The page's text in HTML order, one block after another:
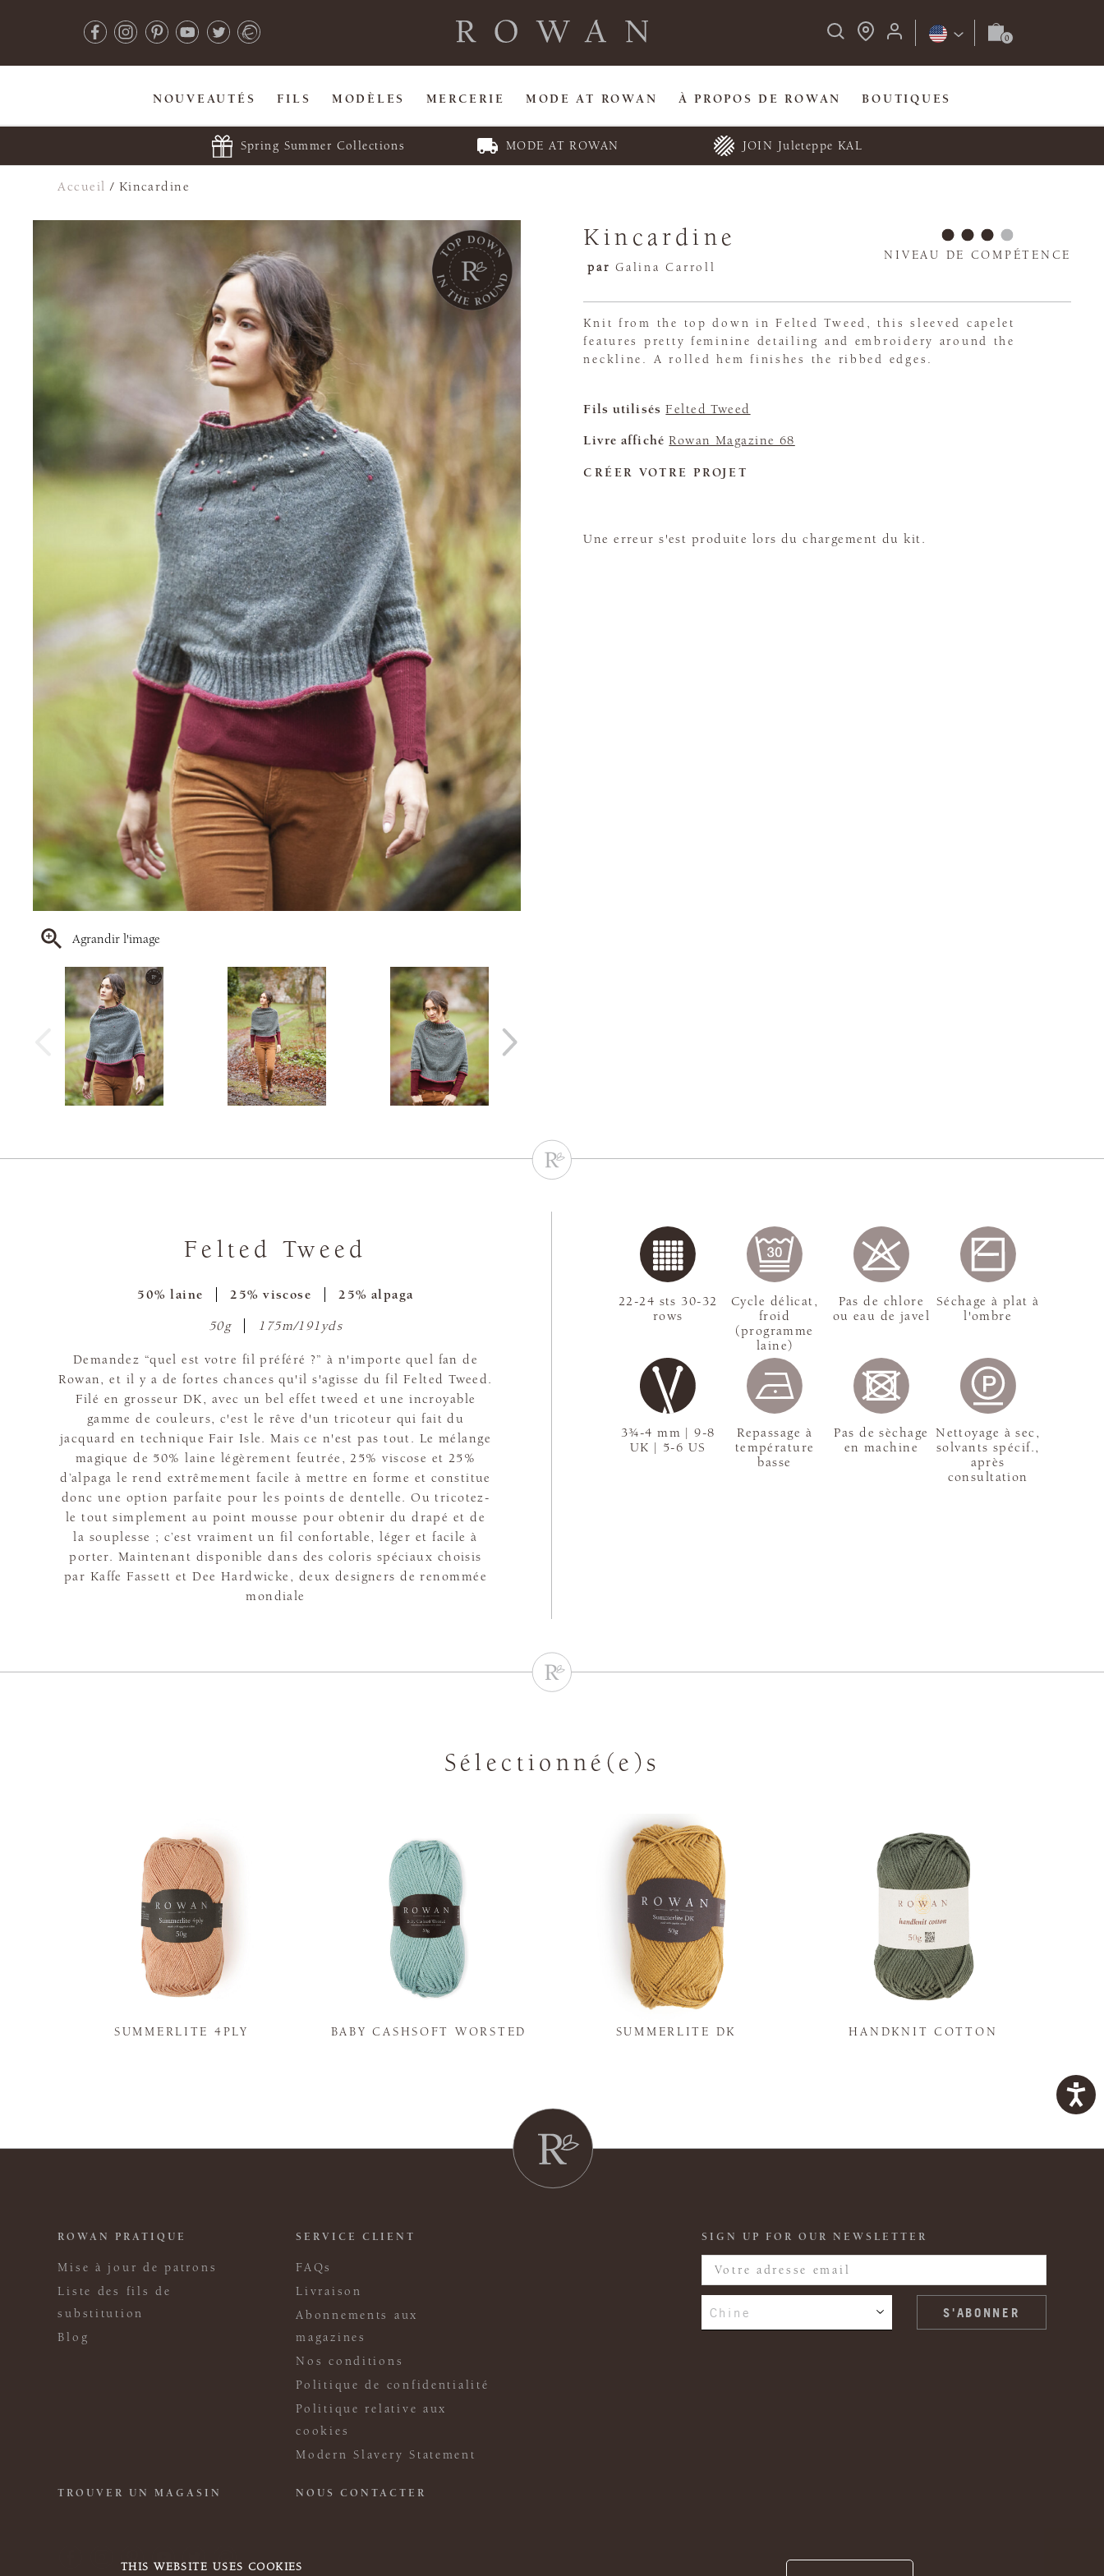
THIS WEBSITE USES COOKIES
NOUVEAUTÉS FILS MODÈLES MERCERIE MODE AT ROWAN À PROPOS DE ROWAN BOUTIQUES
Spring Summer Collections MODE AT ROWAN JOIN Juleteppe KAL
Accueil / Kincardine
Agrandir l'image
Kincardine
par Galina Carroll
NIVEAU DE COMPÉTENCE
Knit from the top down in Felted Tweed, this sleeved capelet
features pretty feminine detailing and embroidery around the
neckline. A rolled hem finishes the ribbed edges.
Fils utilisés Felted Tweed
Livre affiché Rowan Magazine 68
CRÉER VOTRE PROJET
Une erreur s'est produite lors du chargement du kit.
Felted Tweed
50% laine 25% viscose 25% alpaga
50g 175m/191yds
Demandez “quel est votre fil préféré ?” à n'importe quel fan de
Rowan, et il y a de fortes chances qu'il s'agisse du fil Felted Tweed.
Filé en grosseur DK, avec un bel effet tweed et une incroyable
gamme de couleurs, c'est le rêve d'un tricoteur qui fait du
jacquard en technique Fair Isle. Mais ce n'est pas tout. Le mélange
magique de 50% laine légèrement feutrée, 25% viscose et 25%
d’alpaga le rend extrêmement facile à mettre en forme et constitue
donc une option parfaite pour les points de dentelle. Ou tricotez-
le tout simplement au point mousse pour obtenir du drapé et de
la souplesse ; c’est vraiment un fil confortable, léger et facile à
porter. Maintenant disponible dans des coloris spéciaux choisis
par Kaffe Fassett et Dee Hardwicke, deux designers de renommée
mondiale
3¾-4 mm | 9-8
UK | 5-6 US
22-24 sts 30-32
rows
Cycle délicat,
froid
(programme
laine)
Pas de chlore
ou eau de javel
Séchage à plat à
l'ombre
Repassage à
température
basse
Pas de sèchage
en machine
Nettoyage à sec,
solvants spécif.,
après
consultation
Sélectionné(e)s
SUMMERLITE 4PLY BABY CASHSOFT WORSTED SUMMERLITE DK HANDKNIT COTTON
ROWAN PRATIQUE
Mise à jour de patrons
Liste des fils de
substitution
Blog
SERVICE CLIENT
FAQs
Livraison
Abonnements aux
magazines
Nos conditions
Politique de confidentialité
Politique relative aux
cookies
Modern Slavery Statement
TROUVER UN MAGASIN NOUS CONTACTER
SIGN UP FOR OUR NEWSLETTER
Chine